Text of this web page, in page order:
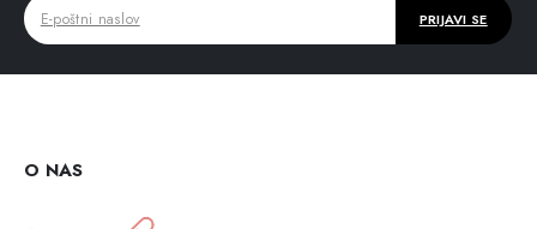
O NAS